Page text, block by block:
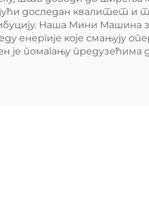
доследан квалитет и
Наша Мини Машина
енергије које смањују
је помагању предузећима